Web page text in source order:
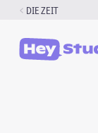
Zum
springen
DIE ZEIT